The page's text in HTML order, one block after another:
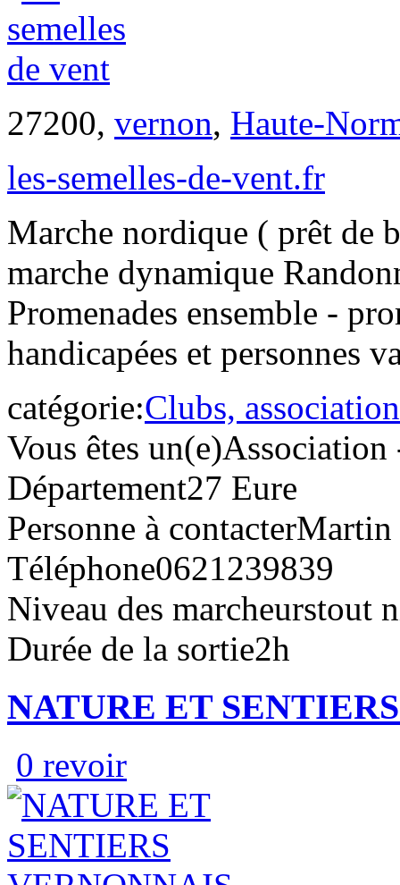
27200, vernon, Haute-
les-semelles-de-vent.fr
Marche nordique ( prêt de
marche dynamique
Promenades ensemble -
handicapées et personnes
catégorie:Clubs,
Vous êtes un(e)Association
Département27 Eure
Personne à contacterMartin
Téléphone0621239839
Niveau des marcheurstout
Durée de la sortie2h
NATURE ET
0 revoir